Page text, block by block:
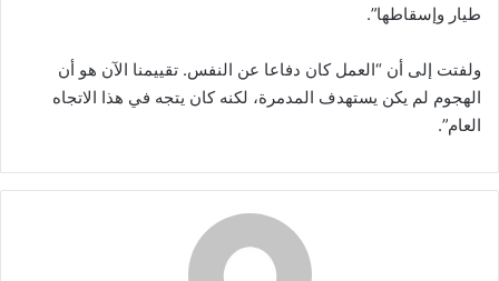
طيار وإسقاطها”.
ولفتت إلى أن “العمل كان دفاعا عن النفس. تقييمنا الآن هو أن
الهجوم لم يكن يستهدف المدمرة، لكنه كان يتجه في هذا الاتجاه
العام”.